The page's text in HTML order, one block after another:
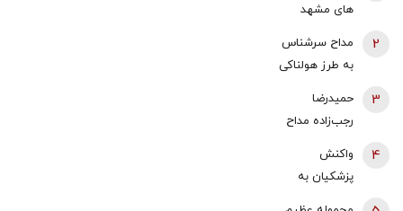
های مشهد
مداح سرشناس
به طرز هولناکی
فیلم جنایت
برای خانواده
ارسال شد
2
حمیدرضا
رجب‌زاده مداح
کیست و
چگونه به قتل
3
واکنش
پزشکیان به
4